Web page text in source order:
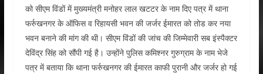
को सीएम विंडों में मुख्यमंत्री मनोहर लाल खटटर के नाम दिए पत्र में थाना
फर्रुखनगर के ऑफिस व रिहायसी भवन की जर्जर ईमारत को तोड कर नया
भवन बनाने की मांग की थी। सीएम विंडों की जांच की जिम्मेवारी सब इंस्पैक्टर
देविंद्र सिंह को सौंपी गई है। उन्होंने पुलिस कमिश्नर गुरुग्राम के नाम भेजे
पत्र में बताया कि थाना फर्रुखनगर की ईमारत काफी पुरानी और जर्जर हो गई